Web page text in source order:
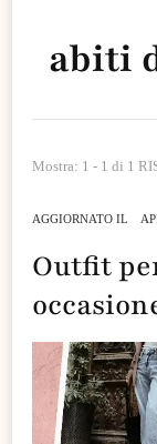
abiti
Mostra: 1 - 1 di 1
AGGIORNATO IL
Outfit